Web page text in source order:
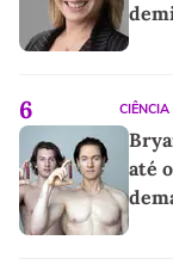
6 CIÊNCIA
até